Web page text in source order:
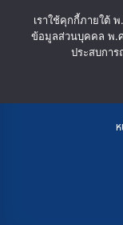
เราใช้คุกกี้ภายใต้
ข้อมูลส่วนบุคคล พ.
ประสบการ